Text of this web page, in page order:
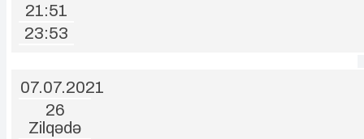
21:51
23:53
07.07.2021
26
Zilqədə